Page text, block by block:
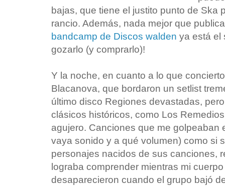
bajas, que tiene el justito punto de Ska
rancio. Además, nada mejor que
bandcamp de Discos walden ya está el
gozarlo (y comprarlo)!
Y la noche, en cuanto a lo que
Blacanova, que bordaron un setlist
último disco Regiones devastadas,
clásicos históricos, como Los
agujero. Canciones que me golpeaban
vaya sonido y a qué volumen) como si
personajes nacidos de sus canciones,
lograba comprender mientras mi
desaparecieron cuando el grupo bajó